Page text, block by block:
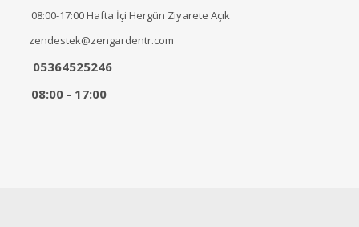
08:00-17:00 Hafta İçi Hergün Ziyarete Açık
zendestek@zengardentr.com
05364525246
08:00 - 17:00